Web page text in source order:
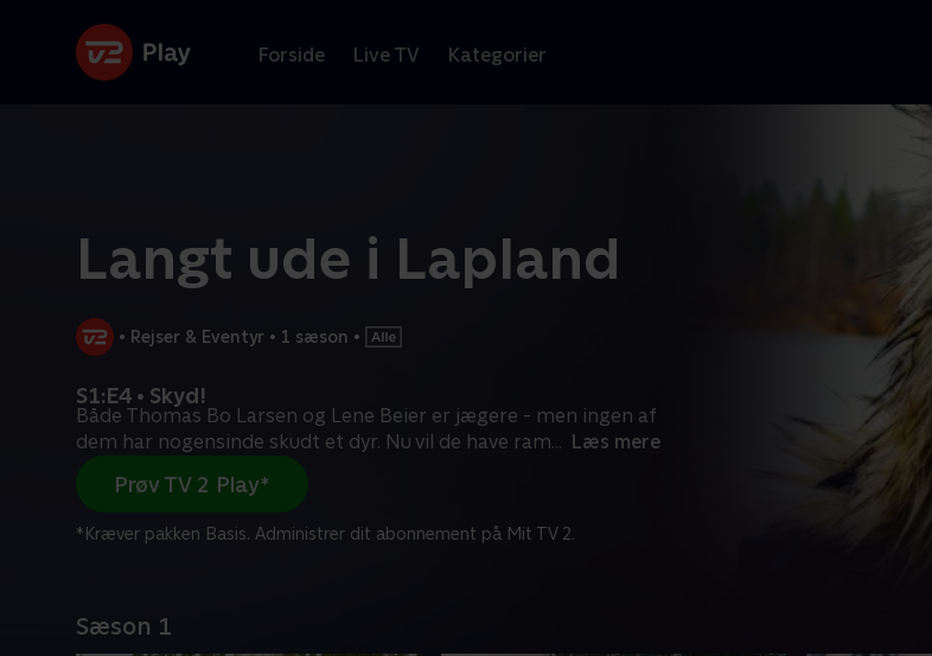
Forside Live TV Kategorier
Langt ude i Lapland
• Rejser & Eventyr • 1 sæson •
S1:E4 • Skyd!
Både Thomas Bo Larsen og Lene Beier er jægere - men ingen af
dem har nogensinde skudt et dyr. Nu vil de have ram... Læs mere
Prøv TV 2 Play*
*Kræver pakken Basis. Administrer dit abonnement på Mit TV 2.
Sæson 1